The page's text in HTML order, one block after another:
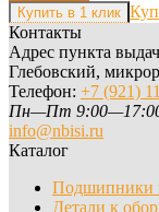
Контакты
Адрес пункта
Глебовский,
Телефон: +7 (921)
Пн—Пт
info@nbisi.ru
Каталог
Подшипники
Детали к